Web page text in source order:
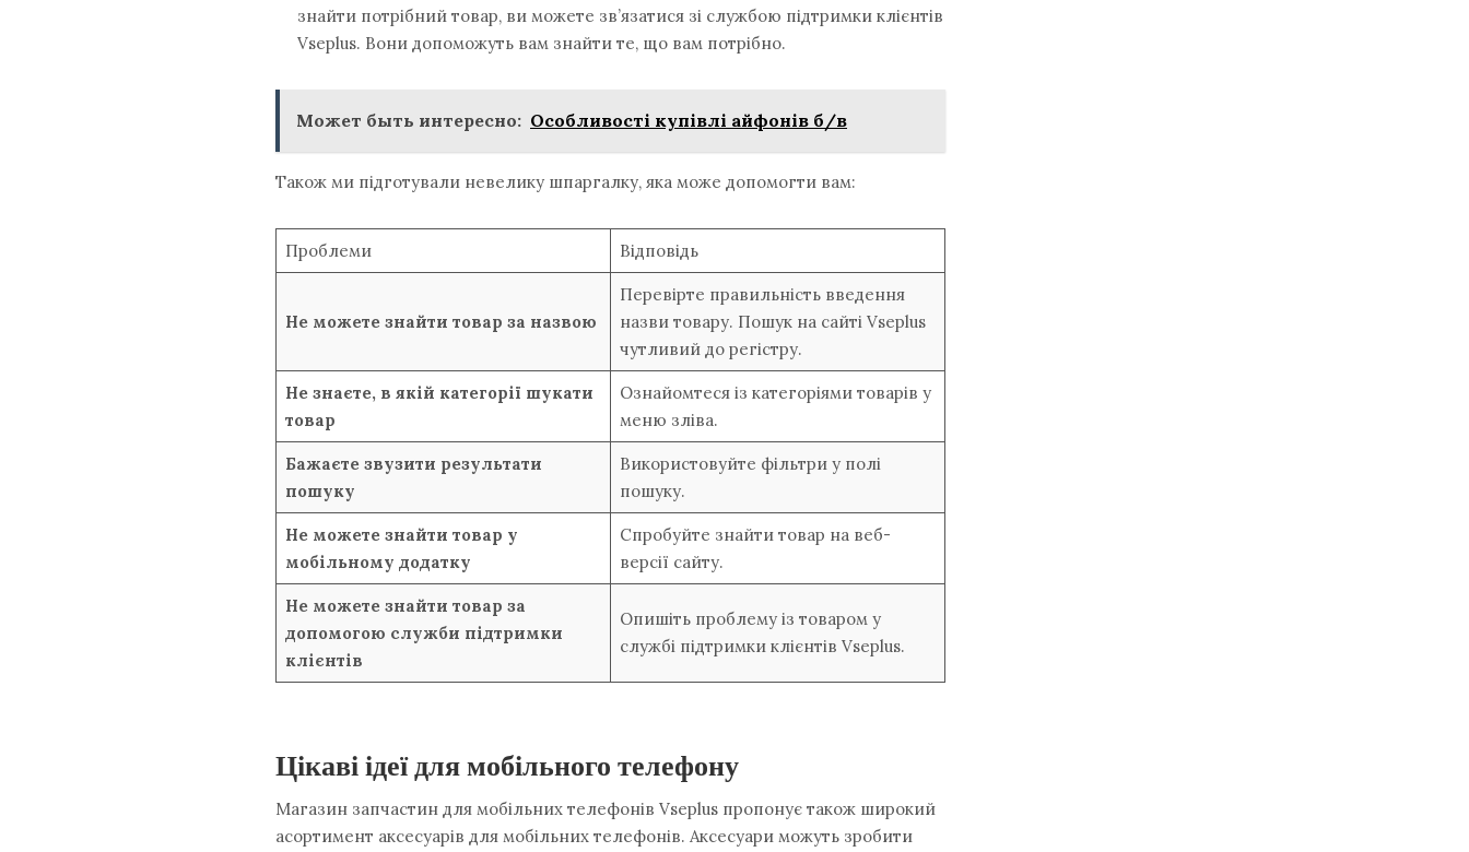
знайти потрібний товар, ви можете зв’язатися зі службою підтримки клієнтів
Vseplus. Вони допоможуть вам знайти те, що вам потрібно.
Может быть интересно: Особливості купівлі айфонів б/в
Також ми підготували невелику шпаргалку, яка може допомогти вам:
Проблеми Відповідь
Не можете знайти товар за назвою
Перевірте правильність введення
назви товару. Пошук на сайті Vseplus
чутливий до регістру.
Не знаєте, в якій категорії шукати
товар
Ознайомтеся із категоріями товарів у
меню зліва.
Бажаєте звузити результати
пошуку
Використовуйте фільтри у полі
пошуку.
Не можете знайти товар у
мобільному додатку
Спробуйте знайти товар на веб-
версії сайту.
Не можете знайти товар за
допомогою служби підтримки
клієнтів
Опишіть проблему із товаром у
службі підтримки клієнтів Vseplus.
Цікаві ідеї для мобільного телефону
Магазин запчастин для мобільних телефонів Vseplus пропонує також широкий
асортимент аксесуарів для мобільних телефонів. Аксесуари можуть зробити